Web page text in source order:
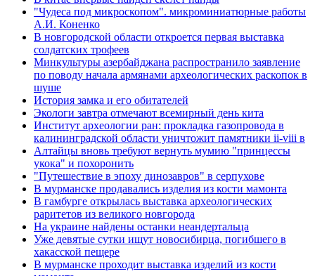
"Чудеса под микроскопом". микроминиатюрные работы
А.И. Коненко
В новгородской области откроется первая выставка
солдатских трофеев
Минкультуры азеpбайджана распространило заявление
по поводу начала аpмянами археологических раскопок в
шуше
История замка и его обитателей
Экологи завтра отмечают всемирный день кита
Институт археологии ран: прокладка газопровода в
калининградской области уничтожит памятники ii-viii в
Алтайцы вновь требуют вернуть мумию "принцессы
укока" и похоронить
"Путешествие в эпоху динозавров" в серпухове
В мурманске продавались изделия из кости мамонта
В гамбурге открылась выставка археологических
раритетов из великого новгорода
На украине найдены останки неандертальца
Уже девятые сутки ищут новосибирца, погибшего в
хакасской пещере
В мурманске проходит выставка изделий из кости